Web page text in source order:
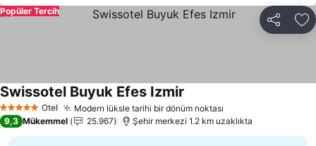
Paylaş
Popüler Tercih
5 Yıldız Otel Modern lüksle tarihi bir dönüm noktası
Swissotel Buyuk Efes Izmir
9,3 Mükemmel 25.967 Şehir merkezi 1.2 km uzaklıkta